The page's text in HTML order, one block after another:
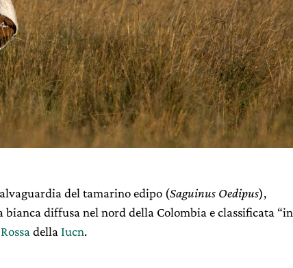
del tamarino edipo (Saguinus Oedipus),
diffusa nel nord della Colombia e classificata “in
della Iucn.